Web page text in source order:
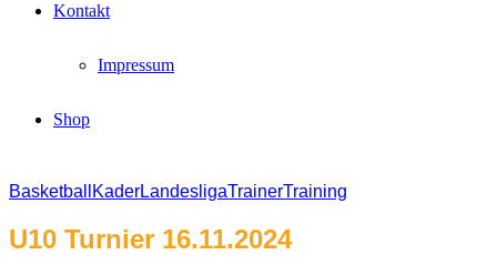
Kontakt
Impressum
Shop
Basketball KaderLandesligaTrainerTraining
U10 Turnier 16.11.2024